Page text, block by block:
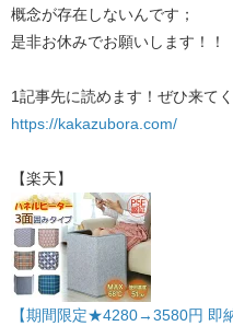
概念が存在しないんです；
是非お休みでお願いします！！
1記事先に読めます！ぜひ来て
https://kakazubora.com/
【楽天】
【期間限定★4280→3580円 即